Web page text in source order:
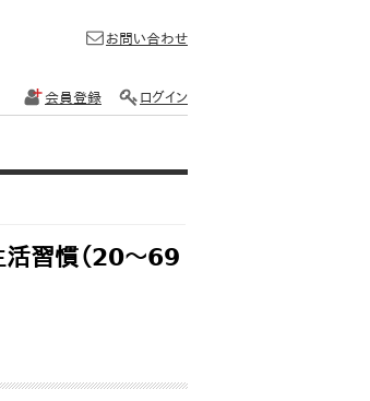
お問い合わせ
会員登録 ログイン
習慣（20～69